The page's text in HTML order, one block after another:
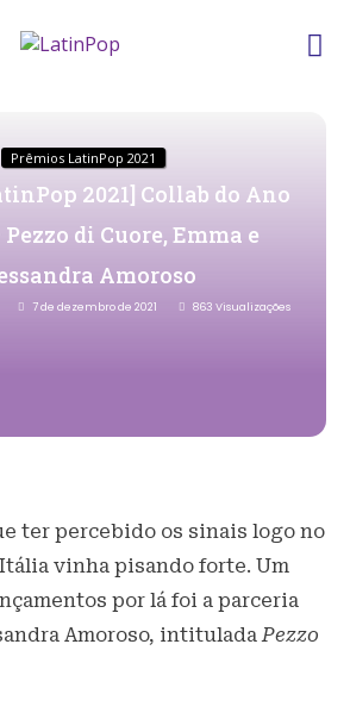
Prêmios LatinPop 2021
2021] Collab do Ano
di Cuore, Emma e
Amoroso
7 de dezembro de 2021 863 Visualizações
ter percebido os sinais logo no
vinha pisando forte. Um
por lá foi a parceria
Amoroso, intituladaPezzo